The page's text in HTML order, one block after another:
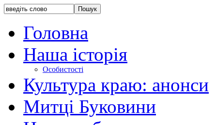
Головна
Наша історія
Особистості
Культура краю: анонси
Митці Буковини